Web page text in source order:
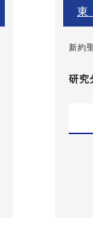
東
新約
研究